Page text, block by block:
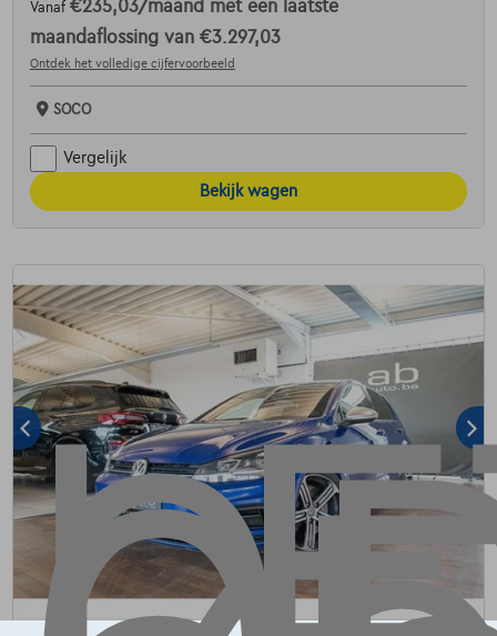
Vanaf €235,03/maand met een laatste
maandaflossing van €3.297,03
Ontdek het volledige cijfervoorbeeld
SOCO
Vergelijk
Bekijk wagen